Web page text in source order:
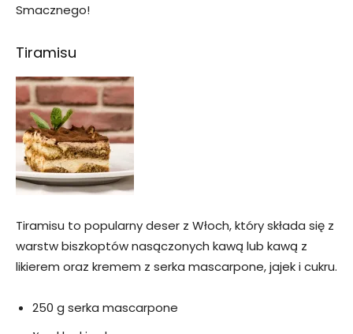
Smacznego!
Tiramisu
Tiramisu to popularny deser z Włoch, który składa się z
warstw biszkoptów nasączonych kawą lub kawą z
likierem oraz kremem z serka mascarpone, jajek i cukru.
250 g serka mascarpone